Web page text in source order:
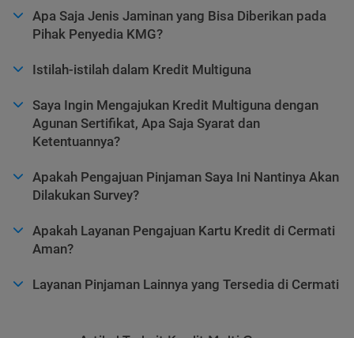
Apa Saja Jenis Jaminan yang Bisa Diberikan pada
Pihak Penyedia KMG?
Istilah-istilah dalam Kredit Multiguna
Saya Ingin Mengajukan Kredit Multiguna dengan
Agunan Sertifikat, Apa Saja Syarat dan
Ketentuannya?
Apakah Pengajuan Pinjaman Saya Ini Nantinya Akan
Dilakukan Survey?
Apakah Layanan Pengajuan Kartu Kredit di Cermati
Aman?
Layanan Pinjaman Lainnya yang Tersedia di Cermati